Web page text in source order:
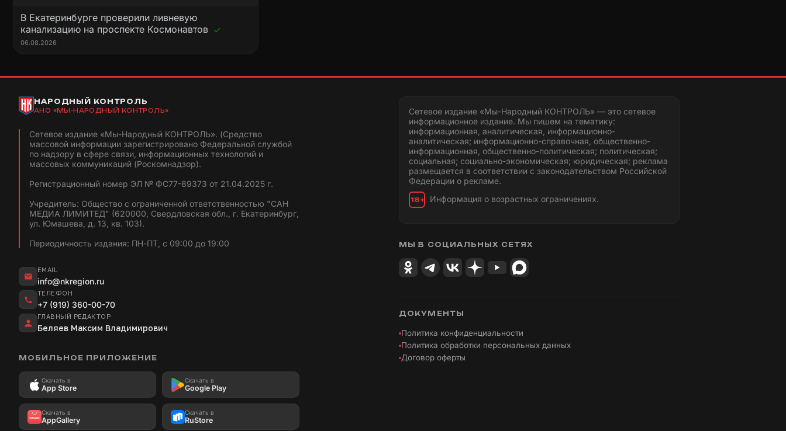
В Екатеринбурге проверили ливневую
канализацию на проспекте Космонавтов
06.08.2026
НАРОДНЫЙ КОНТРОЛЬ
АНО «МЫ-НАРОДНЫЙ КОНТРОЛЬ»
Сетевое издание «Мы-Народный КОНТРОЛЬ». (Средство
массовой информации зарегистрировано Федеральной службой
по надзору в сфере связи, информационных технологий и
массовых коммуникаций (Роскомнадзор).
Регистрационный номер ЭЛ № ФС77-89373 от 21.04.2025 г.
Учредитель: Общество с ограниченной ответственностью "САН
МЕДИА ЛИМИТЕД" (620000, Свердловская обл., г. Екатеринбург,
ул. Юмашева, д. 13, кв. 103).
Периодичность издания: ПН-ПТ, с 09:00 до 19:00
EMAIL
info@nkregion.ru
ТЕЛЕФОН
+7 (919) 360-00-70
ГЛАВНЫЙ РЕДАКТОР
Беляев Максим Владимирович
МОБИЛЬНОЕ ПРИЛОЖЕНИЕ
Скачать в
App Store
Скачать в
Google Play
Скачать в
AppGallery
Скачать в
RuStore
Сетевое издание «Мы-Народный КОНТРОЛЬ» — это сетевое
информационное издание. Мы пишем на тематику:
информационная, аналитическая, информационно-
аналитическая; информационно-справочная, общественно-
информационная, общественно-политическая; политическая;
социальная; социально-экономическая; юридическая; реклама
размещается в соответствии с законодательством Российской
Федерации о рекламе.
18+ Информация о возрастных ограничениях.
МЫ В СОЦИАЛЬНЫХ СЕТЯХ
ДОКУМЕНТЫ
Политика конфиденциальности
Политика обработки персональных данных
Договор оферты